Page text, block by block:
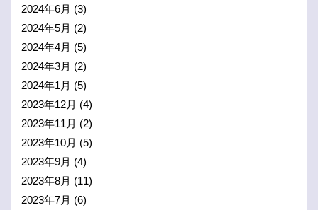
2024年6月 (3)
2024年5月 (2)
2024年4月 (5)
2024年3月 (2)
2024年1月 (5)
2023年12月 (4)
2023年11月 (2)
2023年10月 (5)
2023年9月 (4)
2023年8月 (11)
2023年7月 (6)